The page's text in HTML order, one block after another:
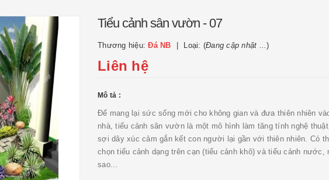
Tiểu cảnh sân vườn - 07
Thương hiệu:Đá NB Loại: (Đang cập nhật ...)
Liên hệ
Mô tả :
Để mang lại sức sống mới cho không gian và đưa thiên nhiên
nhà, tiểu cảnh sân vườn là một mô hình làm tăng tính nghệ
sợi dây xúc cảm gắn kết con người lại gần với thiên nhiên. Có
chọn tiểu cảnh dạng trên cạn (tiểu cảnh khô) và tiểu cảnh nước,
sao...